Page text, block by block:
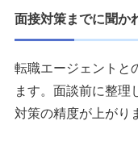
面接対策までに聞か
転職エージェントと
ます。面談前に整理
対策の精度が上がり